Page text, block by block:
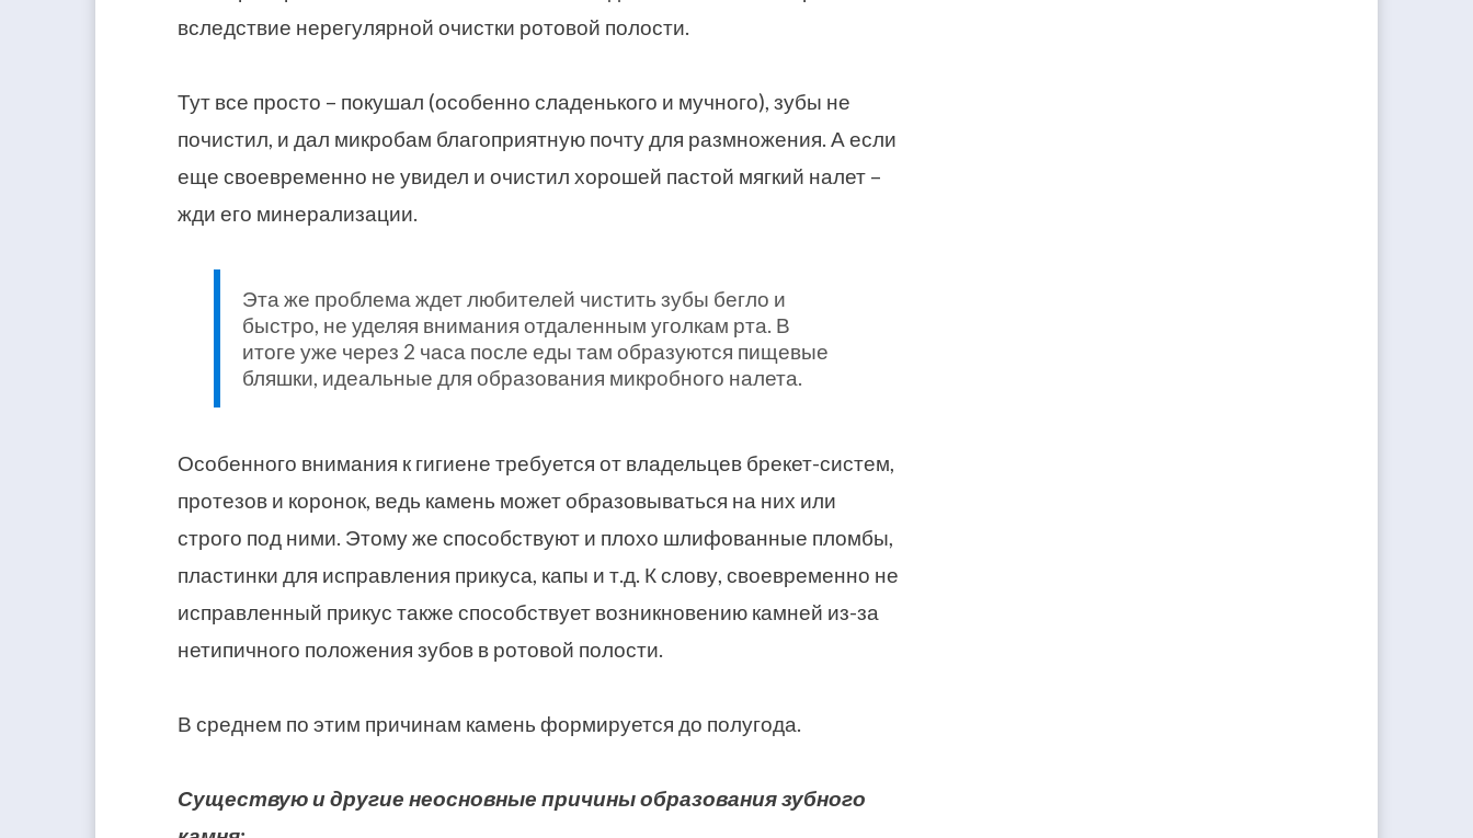
вследствие нерегулярной очистки ротовой полости.
Тут все просто – покушал (особенно сладенького и мучного), зубы не
почистил, и дал микробам благоприятную почту для размножения. А если
еще своевременно не увидел и очистил хорошей пастой мягкий налет –
жди его минерализации.
Эта же проблема ждет любителей чистить зубы бегло и
быстро, не уделяя внимания отдаленным уголкам рта. В
итоге уже через 2 часа после еды там образуются пищевые
бляшки, идеальные для образования микробного налета.
Особенного внимания к гигиене требуется от владельцев брекет-систем,
протезов и коронок, ведь камень может образовываться на них или
строго под ними. Этому же способствуют и плохо шлифованные пломбы,
пластинки для исправления прикуса, капы и т.д. К слову, своевременно не
исправленный прикус также способствует возникновению камней из-за
нетипичного положения зубов в ротовой полости.
В среднем по этим причинам камень формируется до полугода.
Существую и другие неосновные причины образования зубного